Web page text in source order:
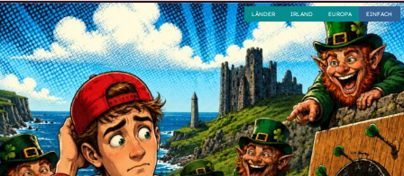
EINFACH
EUROPA
IRLAND
LÄNDER